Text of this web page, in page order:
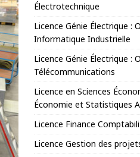
Électrotechnique
Licence Génie Électrique :
Informatique Industrielle
Licence Génie Électrique :
Télécommunications
Licence en Sciences
Économie et Statistiques
Licence Finance
Licence Gestion des